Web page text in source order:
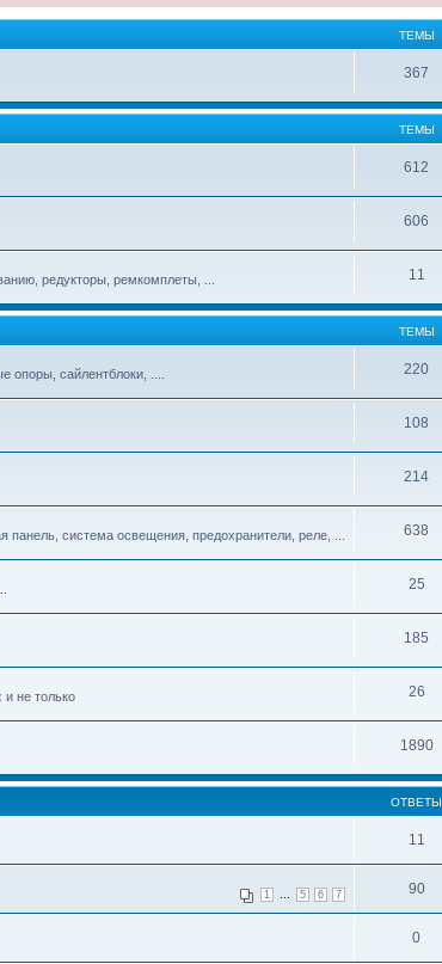
ТЕМЫ
367
ТЕМЫ
612
606
редукторы, ремкомплеты, ...
11
ТЕМЫ
опоры, сайлентблоки, ....
220
108
214
панель, система освещения, предохранители, реле, ...
638
25
185
не только
26
1890
ОТВЕТЫ
11
1 5 6 7 90
0